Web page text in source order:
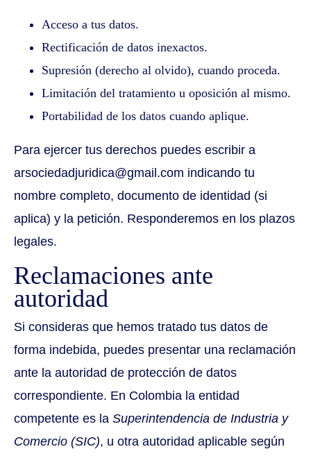
Acceso a tus datos.
Rectificación de datos inexactos.
Supresión (derecho al olvido), cuando proceda.
Limitación del tratamiento u oposición al mismo.
Portabilidad de los datos cuando aplique.
Para ejercer tus derechos puedes escribir a
arsociedadjuridica@gmail.com indicando tu
nombre completo, documento de identidad (si
aplica) y la petición. Responderemos en los plazos
legales.
Reclamaciones ante
autoridad
Si consideras que hemos tratado tus datos de
forma indebida, puedes presentar una reclamación
ante la autoridad de protección de datos
correspondiente. En Colombia la entidad
competente es la Superintendencia de Industria y
Comercio (SIC), u otra autoridad aplicable según